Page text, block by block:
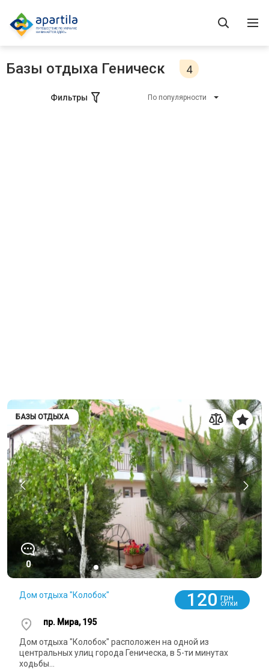
Базы отдыха Геническ 4
Фильтры По популярности
БАЗЫ ОТДЫХА
0
Дом отдыха "Колобок" 120 грн
СУТКИ
пр. Мира, 195
Дом отдыха "Колобок" расположен на одной из
центральных улиц города Геническа, в 5-ти минутах
ходьбы...